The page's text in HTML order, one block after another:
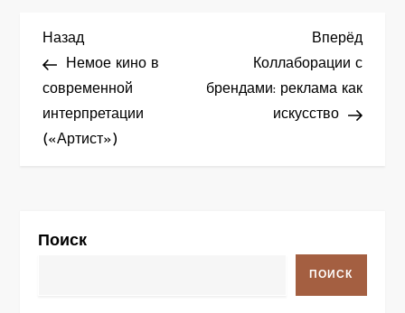
Н
а
в
а
Предыдущая
запись
Назад
Немое кино в
современной
интерпретации
(«Артист»)
Вперёд
Коллаборации с
брендами: реклама как
искусство
Поиск
ПОИСК